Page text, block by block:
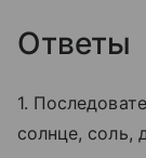
Ответы
1.
солнце, соль,